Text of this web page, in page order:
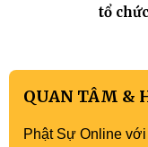
tổ
QUAN TÂM &
Phật Sự Online